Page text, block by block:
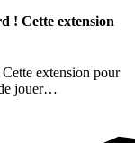
! Cette extension
extension pour
jouer…